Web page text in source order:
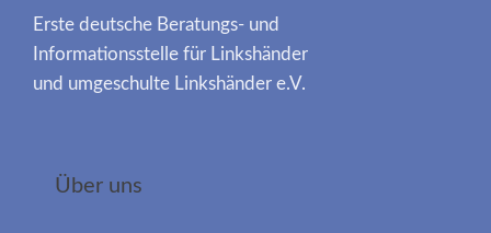
Erste deutsche Beratungs- und
Informationsstelle für Linkshänder
und umgeschulte Linkshänder e.V.
Über uns